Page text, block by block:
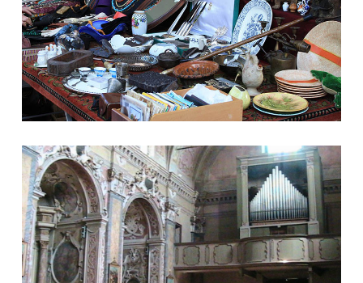
La chiesa parrocchiale di Santa Maria Nascente